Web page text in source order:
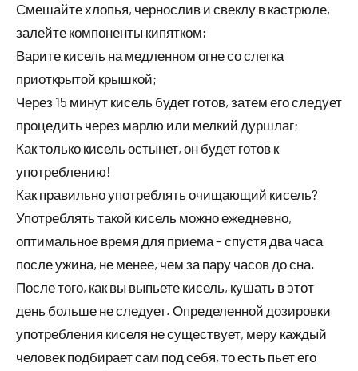
Смешайте хлопья, чернослив и свеклу в кастрюле,
залейте компоненты кипятком;
Варите кисель на медленном огне со слегка
приоткрытой крышкой;
Через 15 минут кисель будет готов, затем его следует
процедить через марлю или мелкий дуршлаг;
Как только кисель остынет, он будет готов к
употреблению!
Как правильно употреблять очищающий кисель?
Употреблять такой кисель можно ежедневно,
оптимальное время для приема – спустя два часа
после ужина, не менее, чем за пару часов до сна.
После того, как вы выпьете кисель, кушать в этот
день больше не следует. Определенной дозировки
употребления киселя не существует, меру каждый
человек подбирает сам под себя, то есть пьет его